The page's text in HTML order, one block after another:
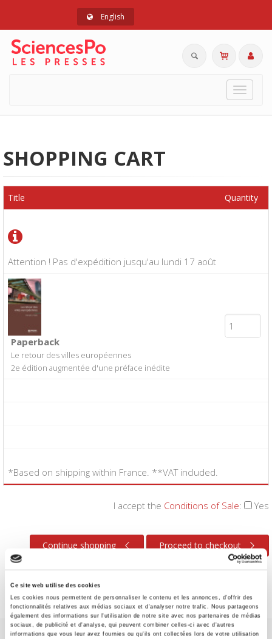
Ce site web utilise des cookies
Les cookies nous permettent de personnaliser le contenu et les annonces, d'offrir des
fonctionnalités relatives aux médias sociaux et d'analyser notre trafic. Nous partageons
également des informations sur l'utilisation de notre site avec nos partenaires de médias
sociaux, de publicité et d'analyse, qui peuvent combiner celles-ci avec d'autres
informations que vous leur avez fournies ou qu'ils ont collectées lors de votre utilisation
English
Toggle
SHOPPING CART
Attention ! Pas d'expédition jusqu'au lundi 17 août
Title Quantity
Paperback
Le retour des villes européennes
2e édition augmentée d'une préface inédite
*Based on shipping within France. **VAT included.
I accept the Conditions of Sale: Yes
Continue shopping Proceed to checkout